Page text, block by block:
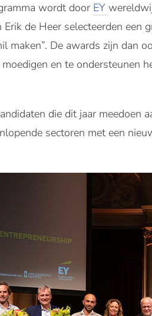
wordt door EY
de Heer selecteerden een
maken”. De awards zijn dan
en te ondersteunen
die dit jaar meedoen
sectoren met een